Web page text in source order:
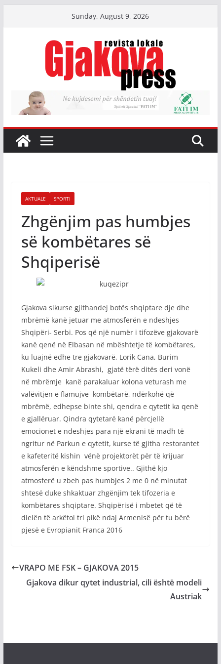
Sunday, August 9, 2026
AKTUALE SPORTI
Zhgënjim pas humbjes
së kombëtares së
Shqiperisë
Gjakova sikurse gjithandej botës shqiptare dje dhe
mbrëmë kanë jetuar me atmosferën e ndeshjes
Shqipëri- Serbi. Pos që një numër i tifozëve gjakovarë
kanë qenë në Elbasan në mbështetje të kombëtares,
ku luajnë edhe tre gjakovarë, Lorik Cana, Burim
Kukeli dhe Amir Abrashi, gjatë tërë ditës deri vonë
në mbrëmje kanë parakaluar kolona veturash me
valëvitjen e flamujve kombëtarë, ndërkohë që
mbrëmë, edhepse binte shi, qendra e qytetit ka qenë
e gjallëruar. Qindra qytetarë kanë përcjellë
emocionet e ndeshjes para një ekrani të madh të
ngritur në Parkun e qytetit, kurse të gjitha restorantet
e kafeteritë kishin vënë projektorët për të krijuar
atmosferën e këndshme sportive.. Gjithë kjo
atmosferë u zbeh pas humbjes 2 me 0 në minutat
shtesë duke shkaktuar zhgënjim tek tifozeria e
kombëtares shqiptare. Shqipërisë i mbetet që të
dielën të arkëtoi tri pikë ndaj Armenisë për tu bërë
pjesë e Evropianit Franca 2016
VRAPO ME FSK – GJAKOVA 2015
Gjakova dikur qytet industrial, cili është modeli
Austriak